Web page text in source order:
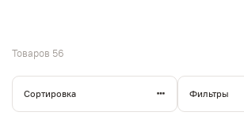
Товаров 56
Сортировка Фильтры